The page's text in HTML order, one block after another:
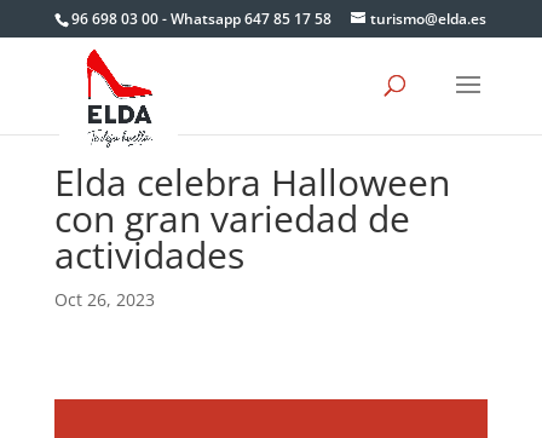
96 698 03 00 - Whatsapp 647 85 17 58 turismo@elda.es
Elda celebra Halloween
con gran variedad de
actividades
Oct 26, 2023